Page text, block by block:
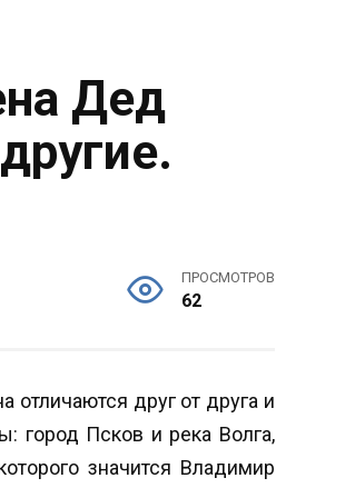
Дед
ПРОСМОТРОВ
62
отличаются друг от друга и
город Псков и река Волга,
значится Владимир